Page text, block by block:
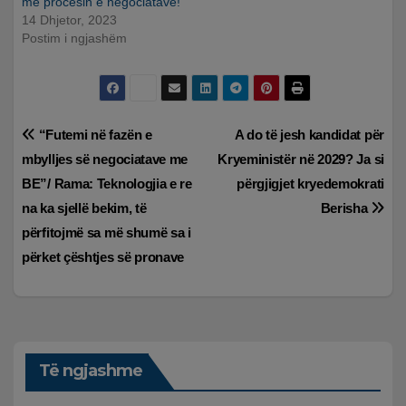
14 Dhjetor, 2023
Postim i ngjashëm
Lëvizje
te
postimet
A do të jesh kandidat për
Kryeministër në 2029? Ja si
përgjigjet kryedemokrati
Berisha
“Futemi në fazën e
mbylljes së negociatave me
BE”/ Rama: Teknologjia e re
na ka sjellë bekim, të
përfitojmë sa më shumë sa i
përket çështjes së pronave
Të ngjashme